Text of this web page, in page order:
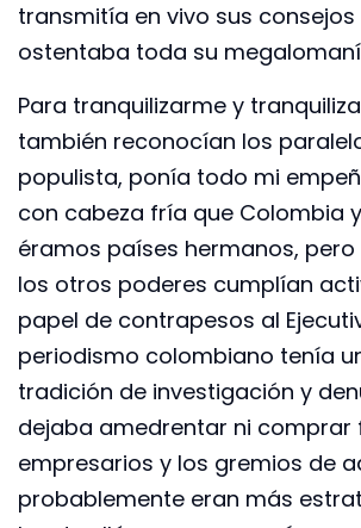
transmitía en vivo sus
ostentaba toda su
Para tranquilizarme y
también reconocían los
populista, ponía todo mi
con cabeza fría que Colombia
éramos países hermanos,
los otros poderes cumplían
papel de contrapesos al
periodismo colombiano tenía
tradición de investigación y
dejaba amedrentar ni comprar
empresarios y los gremios de
probablemente eran más